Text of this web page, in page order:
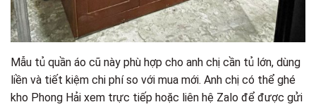
Mẫu tủ quần áo cũ này phù hợp cho anh chị cần tủ lớn, dùng
liền và tiết kiệm chi phí so với mua mới. Anh chị có thể ghé
kho Phong Hải xem trực tiếp hoặc liên hệ Zalo để được gửi